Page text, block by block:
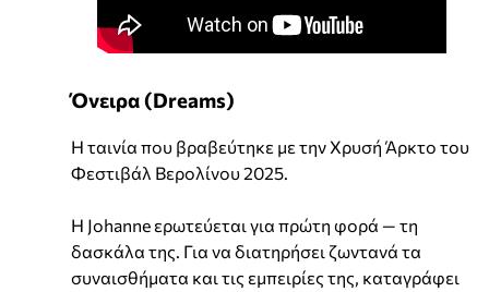
Όνειρα (Dreams)
Η ταινία που βραβεύτηκε με την Χρυσή Άρκτο του
Φεστιβάλ Βερολίνου 2025.
Η Johanne ερωτεύεται για πρώτη φορά — τη
δασκάλα της. Για να διατηρήσει ζωντανά τα
συναισθήματα και τις εμπειρίες της, καταγράφει